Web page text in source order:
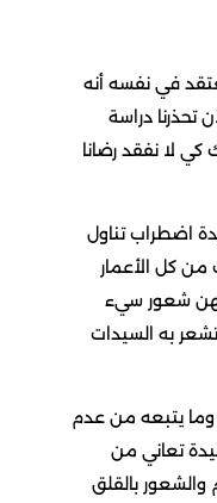
نفسه أنه
دراسة
نفقد رضانا
تناول
سيء
السيدات
من عدم
من
بالقلق